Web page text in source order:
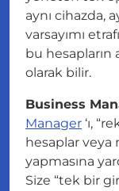
aynı cihazda,
varsayımı
bu hesapların
olarak bilir.
Business
Manager ‘ı, “
hesaplar veya
yapmasına
Size “tek bir